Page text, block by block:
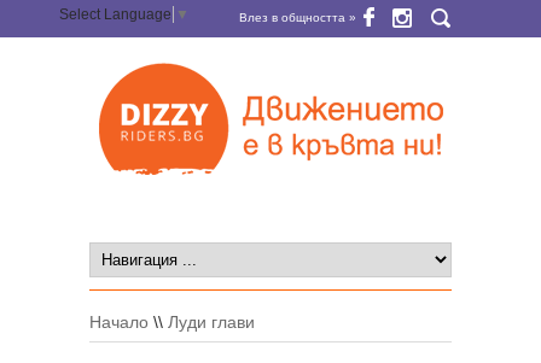
Select Language ▼ Влез в общността »
Начало \\ Луди глави